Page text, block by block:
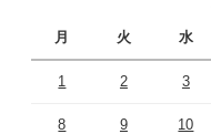
月 火 水
1 2 3
8 9 10